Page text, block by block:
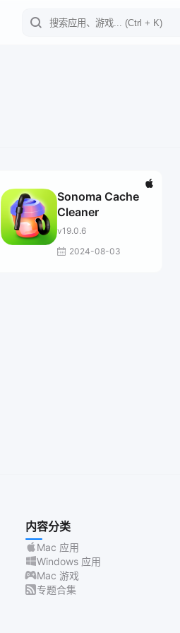
Sonoma Cache
Cleaner
v19.0.6
2024-08-03
内容分类
Mac 应用
Windows 应用
Mac 游戏
专题合集